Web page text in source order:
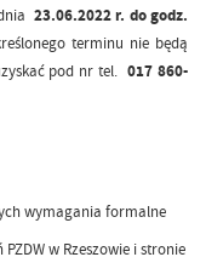
23.06.2022 r. do godz.
terminu nie będą
pod nr tel.017 860-
wymagania formalne
w Rzeszowie i stronie